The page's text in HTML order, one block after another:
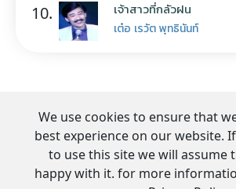
10. เจ้าสาวที่กลัวฝน
เต๋อ เรวัต พุทธินันท์
We use cookies to ensure that
best experience on our website.
to use this site we will assume
happy with it. for more